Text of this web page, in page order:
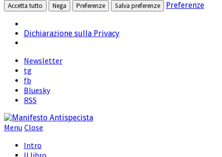
Accetta tutto Nega Preferenze Salva preferenze Preferenze
Dichiarazione sulla Privacy
Newsletter
tg
fb
Bluesky
RSS
Menu Close
Intro